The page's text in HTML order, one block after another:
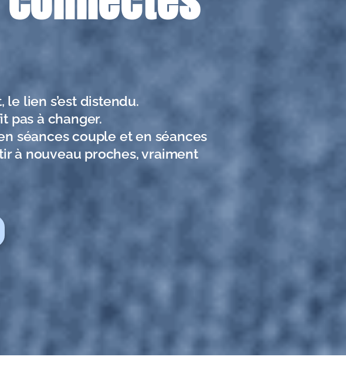
lien s’est distendu.
pas à changer.
séances couple et en séances
à nouveau proches, vraiment